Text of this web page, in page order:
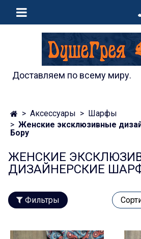
Доставляем по всему миру.
Аксессуары
Шарфы
Женские эксклюзивные
Бору
ЖЕНСКИЕ
ДИЗАЙНЕРСКИЕ
Фильтры